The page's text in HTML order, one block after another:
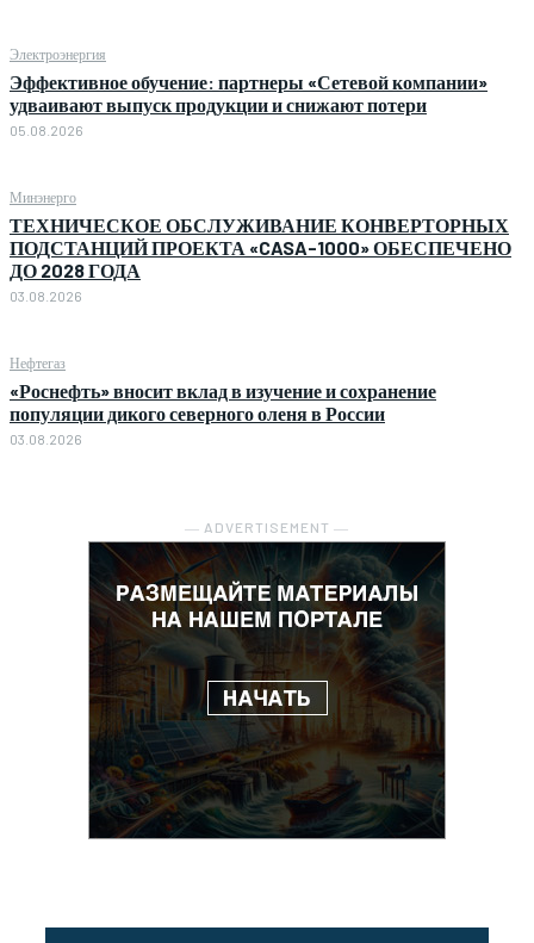
Электроэнергия
Эффективное обучение: партнеры «Сетевой компании»
удваивают выпуск продукции и снижают потери
05.08.2026
Минэнерго
ТЕХНИЧЕСКОЕ ОБСЛУЖИВАНИЕ КОНВЕРТОРНЫХ
ПОДСТАНЦИЙ ПРОЕКТА «CASA-1000» ОБЕСПЕЧЕНО
ДО 2028 ГОДА
03.08.2026
Нефтегаз
«Роснефть» вносит вклад в изучение и сохранение
популяции дикого северного оленя в России
03.08.2026
― ADVERTISEMENT ―